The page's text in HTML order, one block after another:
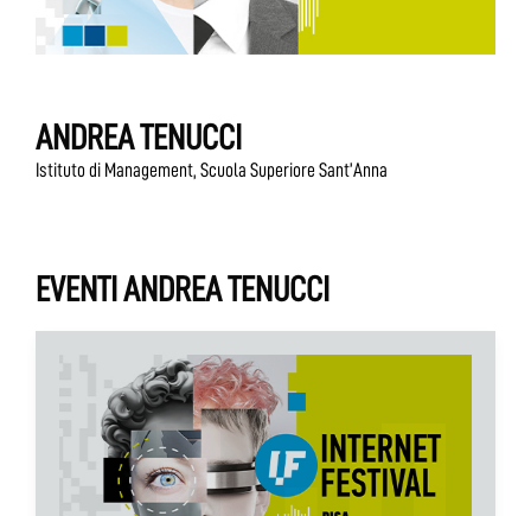
ANDREA TENUCCI
Istituto di Management, Scuola Superiore Sant’Anna
EVENTI ANDREA TENUCCI